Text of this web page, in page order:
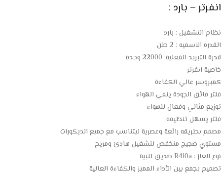
انفرتر – بارد :
نظام التشغيل : بارد
القدره الاسميه : 2 طن
قدرة التبريد الفعلية: 22000 وحدة
خاصية انفرتر
كمبروسر عالي الكفاءة
فلتر فائق الجودة ينقي الهواء
توزيع مثالي وفعال للهواء
فلتر يسهل تنظيفه
مصمم بطريقه رائعة وعصرية ليتناسب مع جميع الديكورات
مستوي ضجيج منخفض لتشغيل هادئ ومريح
نوع الغاز : R410a صديق للبية
تصميم يجمع بين الأداء المميز والكفاءة العالية